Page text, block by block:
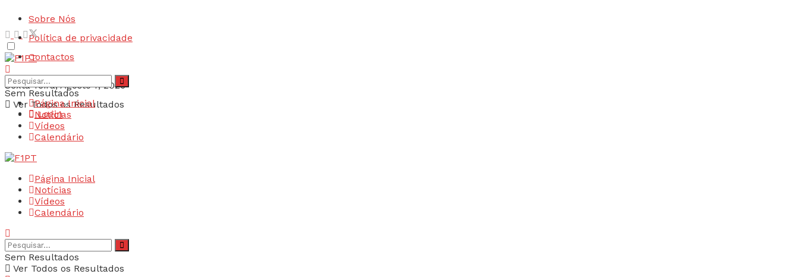
Sobre Nós
Política de privacidade
Contactos
Sexta-feira, Agosto 7, 2026
Login
Sem Resultados
Ver Todos os Resultados
Página Inicial
Notícias
Vídeos
Calendário
Página Inicial
Notícias
Vídeos
Calendário
Sem Resultados
Ver Todos os Resultados